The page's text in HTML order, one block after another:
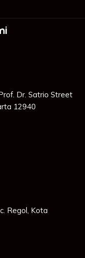
Dr. Satrio Street
12940
Regol, Kota